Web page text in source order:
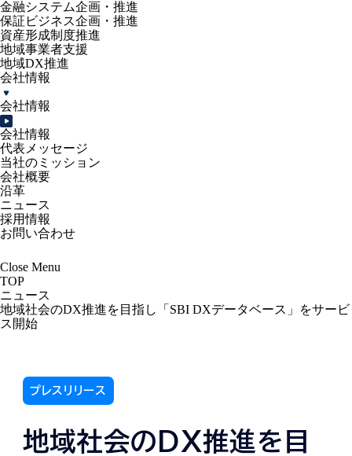
金融システム企画・推進
保証ビジネス企画・推進
資産形成制度推進
地域事業者支援
地域DX推進
会社情報
会社情報
会社情報
代表メッセージ
当社のミッション
会社概要
沿革
ニュース
採用情報
お問い合わせ
Close Menu
TOP
ニュース
地域社会のDX推進を目指し「SBI DXデータベース」をサービ
ス開始
プレスリリース
地域社会のDX推進を目